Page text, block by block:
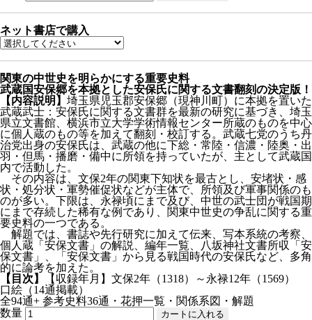
ネット書店で購入
関東の中世史を明らかにする重要史料
武蔵国安保郷を本拠とした安保氏に関する文書翻刻の決定版！
【内容説明】 埼玉県児玉郡安保郷（現神川町）に本拠を置いた
武蔵武士：安保氏に関する文書群を最新の研究に基づき、埼玉
県立文書館、横浜市立大学学術情報センター所蔵のものを中心
に個人蔵のもの等を加えて翻刻・校訂する。武蔵七党のうち丹
治党出身の安保氏は、武蔵の他に下総・常陸・信濃・陸奥・出
羽・但馬・播磨・備中に所領を持っていたが、主として武蔵国
内で活動した。
その内容は、文保2年の関東下知状を最古とし、安堵状・感
状・処分状・軍勢催促状などが主体で、所領及び軍事関係のも
のが多い。下限は、永禄頃にまで及び、中世の武士団が戦国期
にまで存続した稀有な例であり、関東中世史の争乱に関する重
要史料の一つである。
解題では、書誌や先行研究に加えて伝来、写本系統の考察、
個人蔵「安保文書」の解説、編年一覧、八坂神社文書所収「安
保文書」、「安保文書」から見る戦国時代の安保氏など、多角
的に論考を加えた。
【目次】
【収録年月】文保2年（1318）～永禄12年（1569）
口絵（14通掲載）
全94通+ 参考史料36通・花押一覧・関係系図・解題
数量